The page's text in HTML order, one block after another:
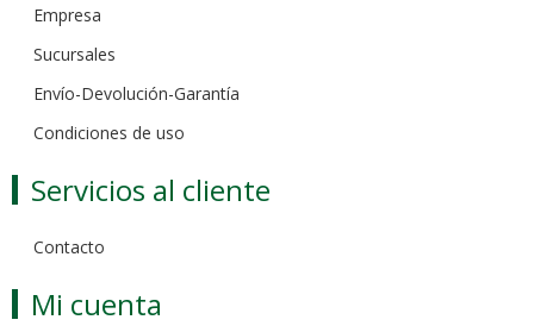
Empresa
Sucursales
Envío-Devolución-Garantía
Condiciones de uso
Servicios al cliente
Contacto
Mi cuenta